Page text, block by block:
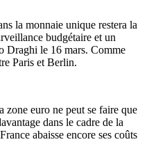
la monnaie unique restera la
budgétaire et un
Draghi le 16 mars. Comme
Paris et Berlin.
zone euro ne peut se faire que
dans le cadre de la
abaisse encore ses coûts